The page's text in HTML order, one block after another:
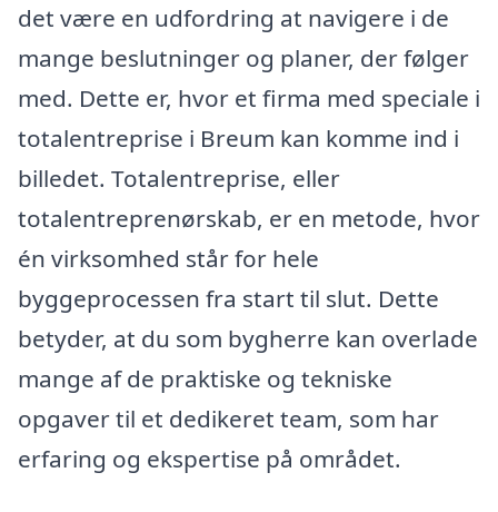
det være en udfordring at navigere i de
mange beslutninger og planer, der følger
med. Dette er, hvor et firma med speciale i
totalentreprise i Breum kan komme ind i
billedet. Totalentreprise, eller
totalentreprenørskab, er en metode, hvor
én virksomhed står for hele
byggeprocessen fra start til slut. Dette
betyder, at du som bygherre kan overlade
mange af de praktiske og tekniske
opgaver til et dedikeret team, som har
erfaring og ekspertise på området.